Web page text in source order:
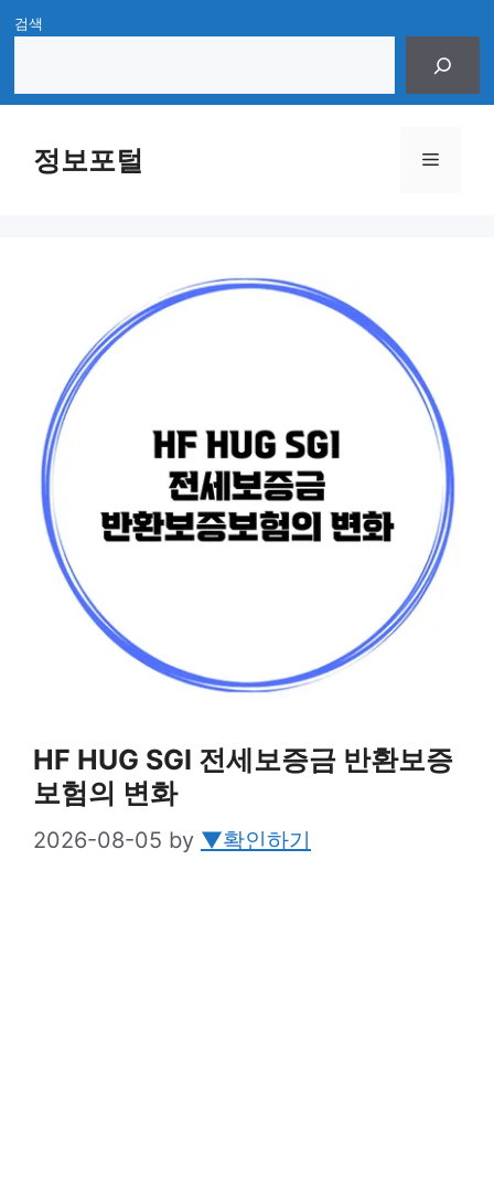
Skip
content
검색
정보포털 Menu
HF HUG SGI 전세보증금 반환보증
보험의 변화
2026-08-05 by ▼확인하기